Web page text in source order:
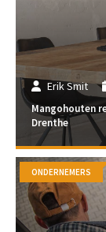
Erik Smit
Mangohouten
Drenthe
ONDERNEMERS